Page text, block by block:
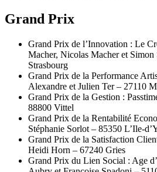
Grand Prix
Grand Prix de l’Innovation : Le
Macher, Nicolas Macher et
Strasbourg
Grand Prix de la Performance
Alexandre et Julien Ter – 27110
Grand Prix de la Gestion :
88800 Vittel
Grand Prix de la Rentabilité
Stéphanie Sorlot – 85350 L’Ile-
Grand Prix de la Satisfaction
Heidi Horn – 67240 Gries
Grand Prix du Lien Social : Age